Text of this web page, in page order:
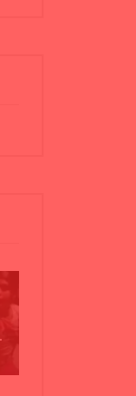
| VEOFLAMENCO